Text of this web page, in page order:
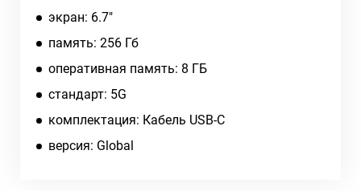
экран: 6.7"
память: 256 Гб
оперативная память: 8 ГБ
cтандарт: 5G
комплектация: Кабель USB-C
версия: Global